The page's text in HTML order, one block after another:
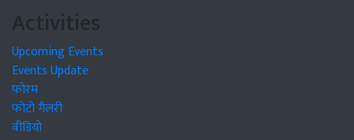
Activities
Upcoming Events
Events Update
फोरम
फोटो गैलरी
वीडियो